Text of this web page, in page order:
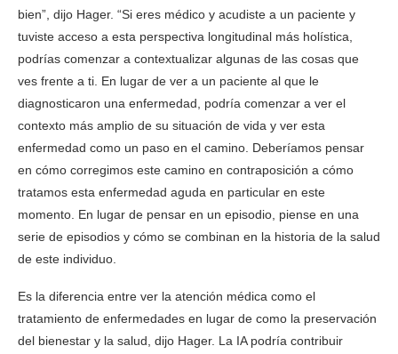
bien”, dijo Hager. “Si eres médico y acudiste a un paciente y
tuviste acceso a esta perspectiva longitudinal más holística,
podrías comenzar a contextualizar algunas de las cosas que
ves frente a ti. En lugar de ver a un paciente al que le
diagnosticaron una enfermedad, podría comenzar a ver el
contexto más amplio de su situación de vida y ver esta
enfermedad como un paso en el camino. Deberíamos pensar
en cómo corregimos este camino en contraposición a cómo
tratamos esta enfermedad aguda en particular en este
momento. En lugar de pensar en un episodio, piense en una
serie de episodios y cómo se combinan en la historia de la salud
de este individuo.
Es la diferencia entre ver la atención médica como el
tratamiento de enfermedades en lugar de como la preservación
del bienestar y la salud, dijo Hager. La IA podría contribuir